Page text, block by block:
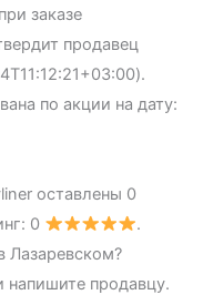
заказе
продавец
по акции на дату:
оставлены 0
0
.
Лазаревском?
напишите продавцу.